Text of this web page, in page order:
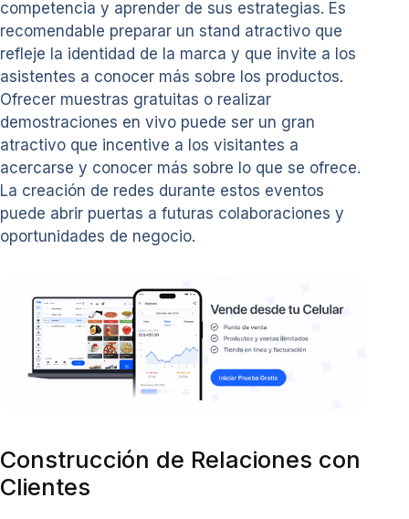
competencia y aprender de sus estrategias. Es
recomendable preparar un stand atractivo que
refleje la identidad de la marca y que invite a los
asistentes a conocer más sobre los productos.
Ofrecer muestras gratuitas o realizar
demostraciones en vivo puede ser un gran
atractivo que incentive a los visitantes a
acercarse y conocer más sobre lo que se ofrece.
La creación de redes durante estos eventos
puede abrir puertas a futuras colaboraciones y
oportunidades de negocio.
Construcción de Relaciones con
Clientes